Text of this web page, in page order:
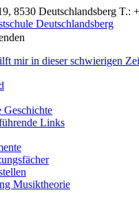
8530 Deutschlandsberg T.:
mir in dieser schwierigen
Geschichte
Links
Musiktheorie